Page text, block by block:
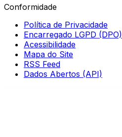
Conformidade
Política de Privacidade
Encarregado LGPD (DPO)
Acessibilidade
Mapa do Site
RSS Feed
Dados Abertos (API)